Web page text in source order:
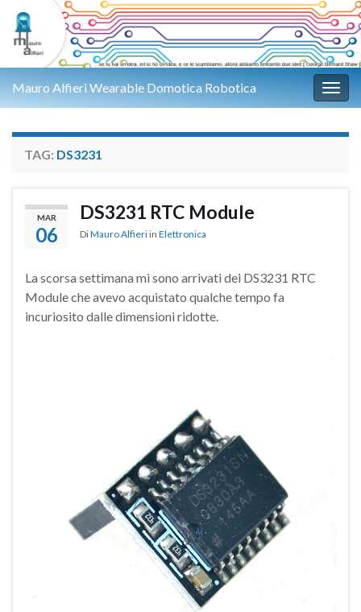
Mauro Alfieri Wearable Domotica Robotica
TAG: DS3231
MAR
06
DS3231 RTC Module
DiMauro Alfieri in Elettronica
La scorsa settimana mi sono arrivati dei DS3231 RTC
Module che avevo acquistato qualche tempo fa
incuriosito dalle dimensioni ridotte.